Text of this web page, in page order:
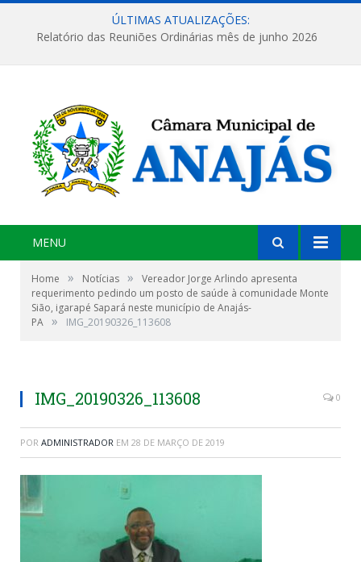
ÚLTIMAS ATUALIZAÇÕES:
Relatório das Reuniões Ordinárias mês de junho 2026
MENU
Home » Notícias »
Vereador Jorge Arlindo apresenta
requerimento pedindo um posto de saúde à comunidade Monte
Sião, igarapé Sapará neste município de Anajás-
PA » IMG_20190326_113608
IMG_20190326_113608 0
POR ADMINISTRADOR EM 28 DE MARÇO DE 2019